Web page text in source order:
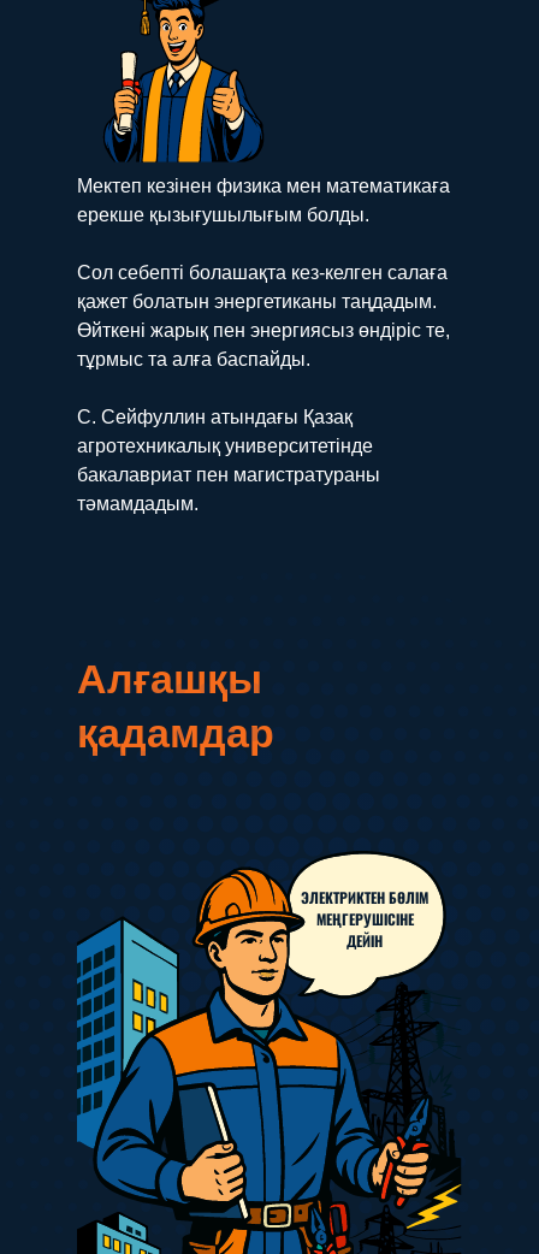
Мектеп кезінен физика мен математикаға
ерекше қызығушылығым болды.
Сол себепті болашақта кез-келген салаға
қажет болатын энергетиканы таңдадым.
Өйткені жарық пен энергиясыз өндіріс те,
тұрмыс та алға баспайды.
С. Сейфуллин атындағы Қазақ
агротехникалық университетінде
бакалавриат пен магистратураны
тәмамдадым.
Алғашқы
қадамдар
ЭЛЕКТРИКТЕН БӨЛІМ
МЕҢГЕРУШІСІНЕ
ДЕЙІН